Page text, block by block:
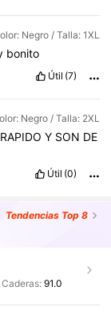
Negro / Talla: 1XL
bonito
Útil (7)
Negro / Talla: 2XL
RAPIDOY SON DE
Útil (0)
Tendencias Top 8
Caderas: 91.0